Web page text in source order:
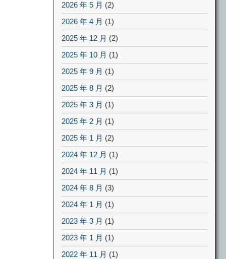
2026 年 5 月 (2)
2026 年 4 月 (1)
2025 年 12 月 (2)
2025 年 10 月 (1)
2025 年 9 月 (1)
2025 年 8 月 (2)
2025 年 3 月 (1)
2025 年 2 月 (1)
2025 年 1 月 (2)
2024 年 12 月 (1)
2024 年 11 月 (1)
2024 年 8 月 (3)
2024 年 1 月 (1)
2023 年 3 月 (1)
2023 年 1 月 (1)
2022 年 11 月 (1)